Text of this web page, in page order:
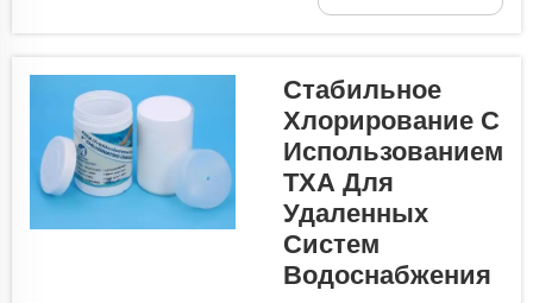
бассейновВам
бассейне? Но
позвольте задать
вопрос: что делать,
если для того,
чтобы мы все
оставались
здоровыми,
бассейны
Стабильное
Хлорирование С
Использованием
ТХА Для
Удаленных
Систем
Водоснабжения